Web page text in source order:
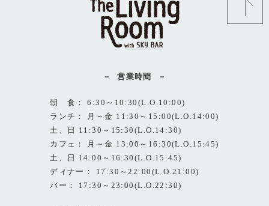
営業時間
朝 食： 6:30～10:30(L.O.10:00)
ランチ： 月～金 11:30～15:00(L.O.14:00)
土、日 11:30～15:30(L.O.14:30)
カフェ： 月～金 13:00～16:30(L.O.15:45)
土、日 14:00～16:30(L.O.15:45)
ディナー： 17:30～22:00(L.O.21:00)
バー： 17:30～23:00(L.O.22:30)